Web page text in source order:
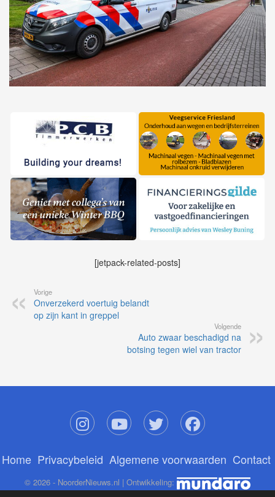
[jetpack-related-posts]
Vorige
Onverzekerd voertuig belandt
op zijn kant in greppel
Volgende
Auto zwaar beschadigd na
botsing tegen wiel van tractor
Home Privacybeleid Algemene voorwaarden Contact
© 2026 - NoorderNieuws.nl | Ontwikkeling: